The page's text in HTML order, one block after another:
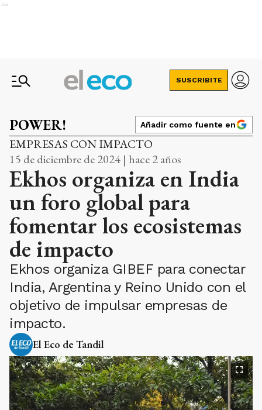
Ads
SUSCRIBITE
POWER! Añadir como fuente en
EMPRESAS CON IMPACTO
15 de diciembre de 2024 | hace 2 años
Ekhos organiza en India
un foro global para
fomentar los ecosistemas
de impacto
Ekhos organiza GIBEF para conectar
India, Argentina y Reino Unido con el
objetivo de impulsar empresas de
impacto.
El Eco de Tandil